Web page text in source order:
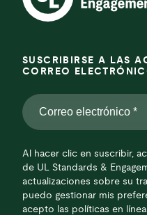
SUSCRIBIRSE A LAS
CORREO
Correo
electrónico
Al hacer clic en suscribir,
de UL Standards &
actualizaciones sobre su
puedo gestionar mis
acepto las políticas en línea